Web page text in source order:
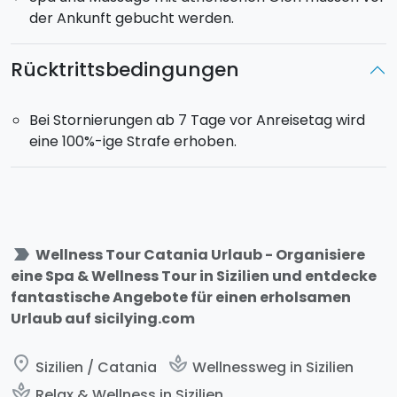
der Ankunft gebucht werden.
Rücktrittsbedingungen
Bei Stornierungen ab 7 Tage vor Anreisetag wird
eine 100%-ige Strafe erhoben.
label_important Wellness Tour Catania Urlaub - Organisiere
eine Spa & Wellness Tour in Sizilien und entdecke
fantastische Angebote für einen erholsamen
Urlaub auf sicilying.com
place Sizilien / Catania spa Wellnessweg in Sizilien
spa